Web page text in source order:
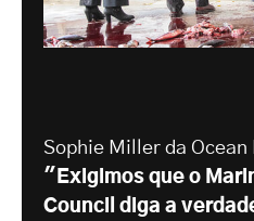
Sophie Miller da Ocean
"Exigimos que o
Council diga a